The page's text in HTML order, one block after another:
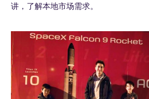
讲，了解本地市场需求。